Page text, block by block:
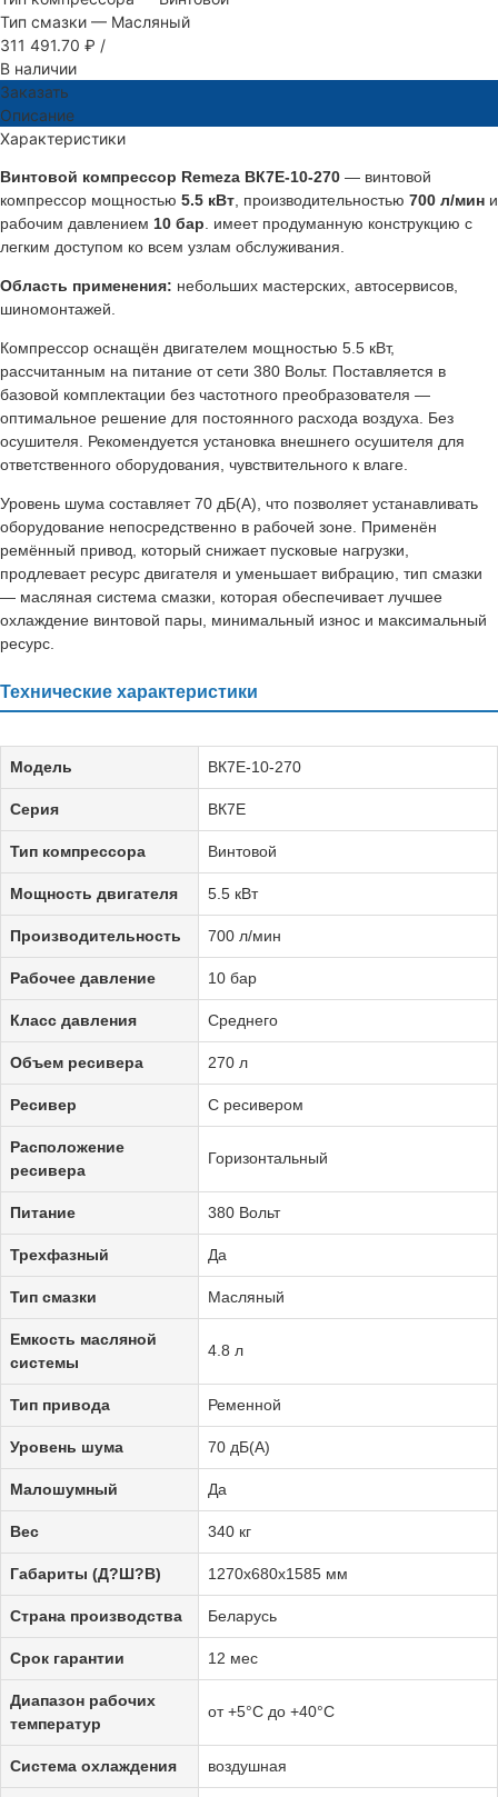
Тип смазки — Масляный
311 491.70 ₽ /
В наличии
Заказать
Описание
Характеристики
Винтовой компрессор Remeza ВК7Е-10-270 — винтовой
компрессор мощностью 5.5 кВт , производительностью 700 л/мин и
рабочим давлением 10 бар . имеет продуманную конструкцию с
легким доступом ко всем узлам обслуживания.
Область применения: небольших мастерских, автосервисов,
шиномонтажей.
Компрессор оснащён двигателем мощностью 5.5 кВт,
рассчитанным на питание от сети 380 Вольт. Поставляется в
базовой комплектации без частотного преобразователя —
оптимальное решение для постоянного расхода воздуха. Без
осушителя. Рекомендуется установка внешнего осушителя для
ответственного оборудования, чувствительного к влаге.
Уровень шума составляет 70 дБ(А), что позволяет устанавливать
оборудование непосредственно в рабочей зоне. Применён
ремённый привод, который снижает пусковые нагрузки,
продлевает ресурс двигателя и уменьшает вибрацию, тип смазки
— масляная система смазки, которая обеспечивает лучшее
охлаждение винтовой пары, минимальный износ и максимальный
ресурс.
Технические характеристики
Модель ВК7Е-10-270
Серия ВК7Е
Тип компрессора Винтовой
Мощность двигателя 5.5 кВт
Производительность 700 л/мин
Рабочее давление 10 бар
Класс давления Среднего
Объем ресивера 270 л
Ресивер С ресивером
Расположение
ресивера
Горизонтальный
Питание 380 Вольт
Трехфазный Да
Тип смазки Масляный
Емкость масляной
системы
4.8 л
Тип привода Ременной
Уровень шума 70 дБ(А)
Малошумный Да
Вес 340 кг
Габариты (Д?Ш?В) 1270х680х1585 мм
Страна производства Беларусь
Срок гарантии 12 мес
Диапазон рабочих
температур
от +5°C до +40°C
Система охлаждения воздушная